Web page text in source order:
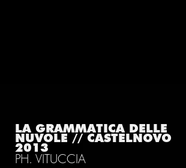
LA GRAMMATICA DELLE
NUVOLE // CASTELNOVO
2013
PH. VITUCCIA